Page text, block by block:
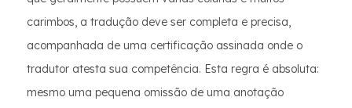
carimbos, a tradução deve ser completa e precisa,
acompanhada de uma certificação assinada onde o
tradutor atesta sua competência. Esta regra é absoluta:
mesmo uma pequena omissão de uma anotação